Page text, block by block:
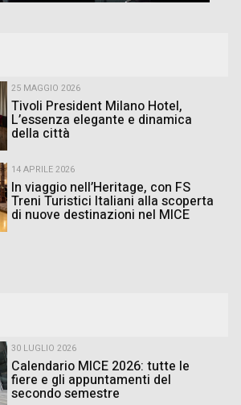
25 MAGGIO 2026
Tivoli President Milano Hotel,
L’essenza elegante e dinamica
della città
14 APRILE 2026
In viaggio nell’Heritage, con FS
Treni Turistici Italiani alla scoperta
di nuove destinazioni nel MICE
30 LUGLIO 2026
Calendario MICE 2026: tutte le
fiere e gli appuntamenti del
secondo semestre